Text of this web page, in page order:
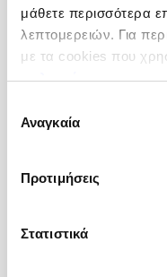
μάθετε περισσότερα
λεπτομερειών. Για
με τα cookies που
πολιτική μας για τα
συγκατάθεσης
Αναγκαία
Προτιμήσεις
Στατιστικά
Ωμός AA ποιότητας
Προέλευση : Κίνα
Συσκευσία :Κιβώτιο